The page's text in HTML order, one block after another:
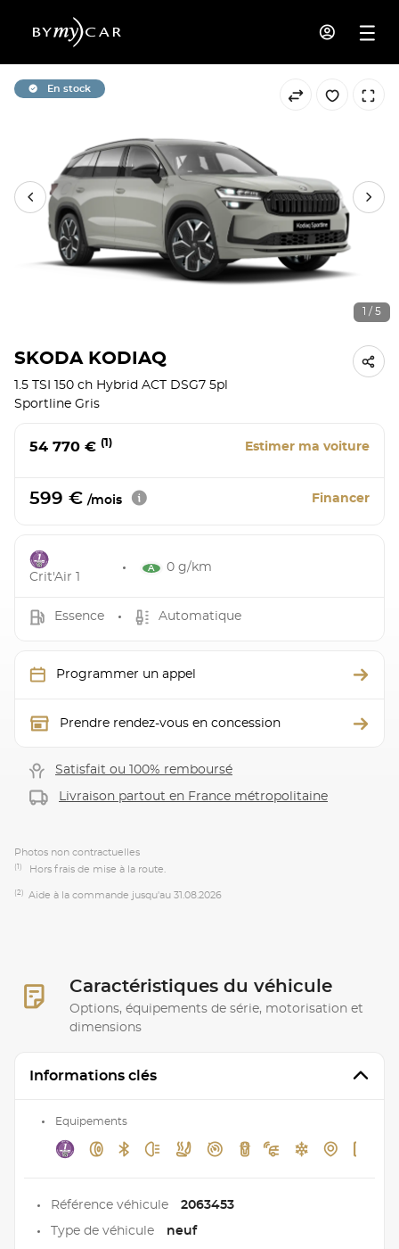
En stock
1 / 5
SKODA KODIAQ
1.5 TSI 150 ch Hybrid ACT DSG7 5pl
Sportline Gris
54 770 € (1) Estimer ma voiture
599 € /mois Financer
Crit'Air 1
0 g/km
Essence Automatique
Programmer un appel
Prendre rendez-vous en concession
Satisfait ou 100% remboursé
Livraison partout en France métropolitaine
Photos non contractuelles
(1) Hors frais de mise à la route.
(2) Aide à la commande jusqu'au 31.08.2026
Caractéristiques du véhicule
Options, équipements de série, motorisation et
dimensions
Informations clés
Equipements
Référence véhicule 2063453
Type de véhicule neuf